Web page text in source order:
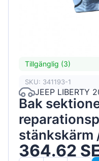
Tillgänglig (3)
SKU: 341193-1
JEEP LIBERTY
Bak
stänkskärm
364.62